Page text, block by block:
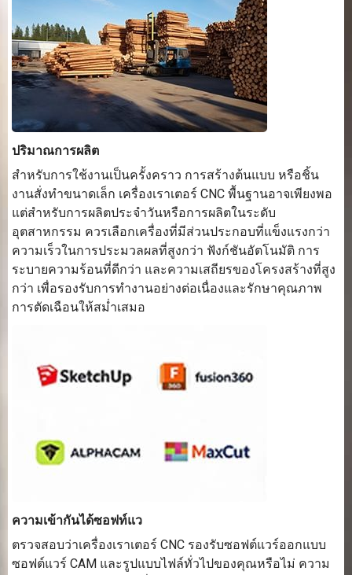
ปริมาณการผลิต
สำหรับการใช้งานเป็นครั้งคราว การสร้างต้นแบบ หรือชิ้น
งานสั่งทำขนาดเล็ก เครื่องเราเตอร์ CNC พื้นฐานอาจเพียงพอ
แต่สำหรับการผลิตประจำวันหรือการผลิตในระดับ
อุตสาหกรรม ควรเลือกเครื่องที่มีส่วนประกอบที่แข็งแรงกว่า
ความเร็วในการประมวลผลที่สูงกว่า ฟังก์ชันอัตโนมัติ การ
ระบายความร้อนที่ดีกว่า และความเสถียรของโครงสร้างที่สูง
กว่า เพื่อรองรับการทำงานอย่างต่อเนื่องและรักษาคุณภาพ
การตัดเฉือนให้สม่ำเสมอ
ความเข้ากันได้ซอฟท์แว
ตรวจสอบว่าเครื่องเราเตอร์ CNC รองรับซอฟต์แวร์ออกแบบ
ซอฟต์แวร์ CAM และรูปแบบไฟล์ทั่วไปของคุณหรือไม่ ความ